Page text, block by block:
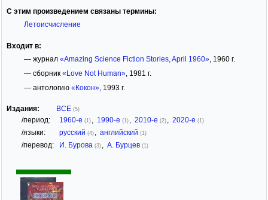
С этим произведением связаны термины:
Летоисчисление
Входит в:
— журнал «Amazing Science Fiction Stories, April 1960», 1960 г.
— сборник «Love Not Human», 1981 г.
— антологию «Кокон», 1993 г.
Издания: ВСЕ (5)
/период: 1960-е (1) 1990-е (1) 2010-е (2) 2020-е (1)
/языки: русский (4) английский (1)
/перевод: И. Бурова (3) А. Бурцев (1)